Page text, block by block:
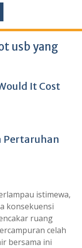
usb yang
It Cost
Pertaruhan
istimewa,
konsekuensi
ruang
celah
bersama ini